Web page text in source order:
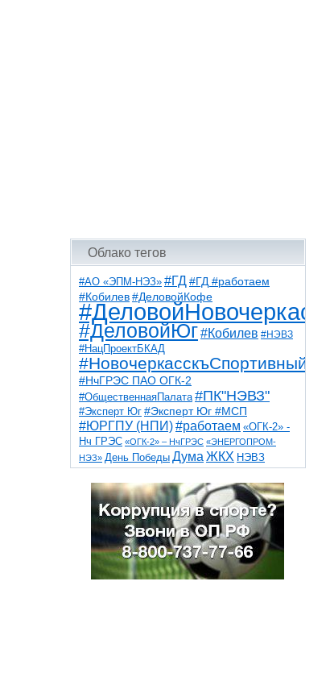
Облако тегов
#АО «ЭПМ-НЭЗ» #ГД #ГД #работаем
#Кобилев #ДеловойКофе
#ДеловойНовочеркасск
#ДеловойЮг#Кобилев #НЭВЗ
#НацПроектБКАД
#НовочеркасскъСпортивный
#НчГРЭС ПАО ОГК-2
#ОбщественнаяПалата #ПК"НЭВЗ"
#Эксперт Юг #Эксперт Юг #МСП
#ЮРГПУ (НПИ)#работаем «ОГК-2» -
Нч ГРЭС «ОГК-2» – НчГРЭС «ЭНЕРГОПРОМ-
НЭЗ» День Победы Дума ЖКХ НЭВЗ
НчГРЭС ТНТ
благоустройствоветераны выборы
детидороги казаки коррупция космос
общественная палата парк пожар роща
спорт театр транспорт художники